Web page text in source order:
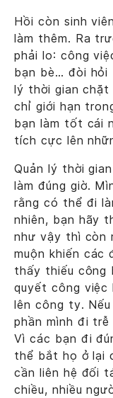
Hồi còn sinh
làm thêm. Ra
phải lo: công
bạn bè… đòi hỏi
lý thời gian chặt
chỉ giới hạn
bạn làm tốt cái
tích cực lên
Quản lý thời
làm đúng giờ.
rằng có thể đi
nhiên, bạn hãy
như vậy thì còn
muộn khiến các
thấy thiếu công
quyết công việc
lên công ty.
phần mình đi
Vì các bạn đi
thể bắt họ ở lại
cần liên hệ đối
chiều, nhiều